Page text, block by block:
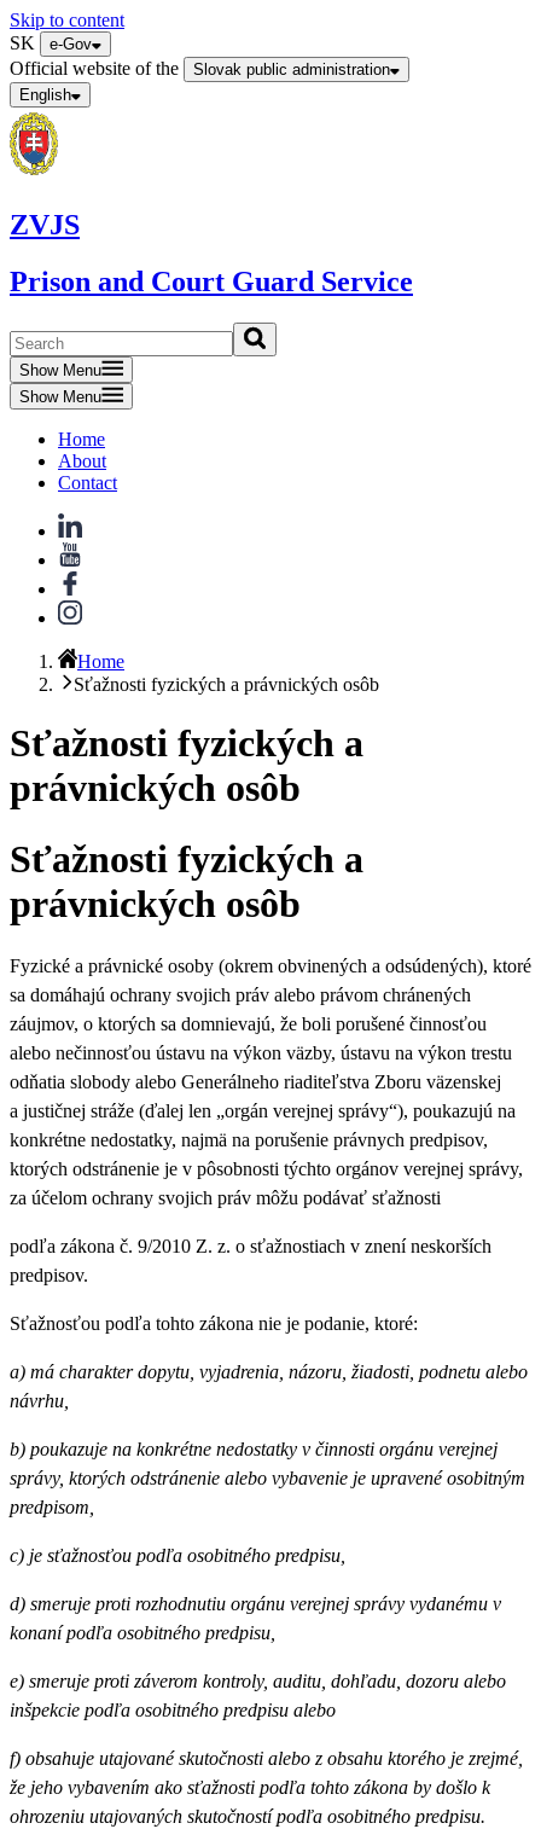
Skip to content
SK
e-Gov
Official website of the
Slovak public administration
English
ZVJS
Prison and Court Guard Service
Show Menu
Show Menu
Home
About
Contact
Home
Sťažnosti fyzických a právnických osôb
Sťažnosti fyzických a
právnických osôb
Sťažnosti fyzických a
právnických osôb
Fyzické a právnické osoby (okrem obvinených a odsúdených), ktoré
sa domáhajú ochrany svojich práv alebo právom chránených
záujmov, o ktorých sa domnievajú, že boli porušené činnosťou
alebo nečinnosťou ústavu na výkon väzby, ústavu na výkon trestu
odňatia slobody alebo Generálneho riaditeľstva Zboru väzenskej
a justičnej stráže (ďalej len „orgán verejnej správy“), poukazujú na
konkrétne nedostatky, najmä na porušenie právnych predpisov,
ktorých odstránenie je v pôsobnosti týchto orgánov verejnej správy,
za účelom ochrany svojich práv môžu podávať sťažnosti
podľa zákona č. 9/2010 Z. z. o sťažnostiach v znení neskorších
predpisov.
Sťažnosťou podľa tohto zákona nie je podanie, ktoré:
a) má charakter dopytu, vyjadrenia, názoru, žiadosti, podnetu alebo
návrhu,
b) poukazuje na konkrétne nedostatky v činnosti orgánu verejnej
správy, ktorých odstránenie alebo vybavenie je upravené osobitným
predpisom,
c) je sťažnosťou podľa osobitného predpisu,
d) smeruje proti rozhodnutiu orgánu verejnej správy vydanému v
konaní podľa osobitného predpisu,
e) smeruje proti záverom kontroly, auditu, dohľadu, dozoru alebo
inšpekcie podľa osobitného predpisu alebo
f) obsahuje utajované skutočnosti alebo z obsahu ktorého je zrejmé,
že jeho vybavením ako sťažnosti podľa tohto zákona by došlo k
ohrozeniu utajovaných skutočností podľa osobitného predpisu.